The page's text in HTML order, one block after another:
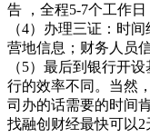
告 ，全程5-7个工作
（4）办理三证：时
营地信息；财务人员信
（5）最后到银行开
行的效率不同。当然
司办的话需要的时间
找融创财经最快可以2